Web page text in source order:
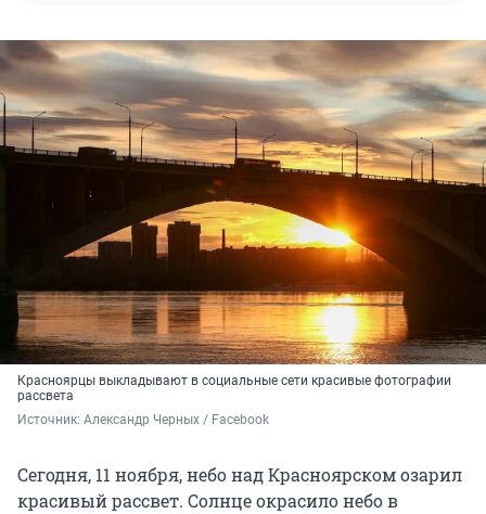
Красноярцы выкладывают в социальные сети красивые фотографии
рассвета
Источник: Александр Черных / Facebook
Сегодня, 11 ноября, небо над Красноярском озарил
красивый рассвет. Солнце окрасило небо в